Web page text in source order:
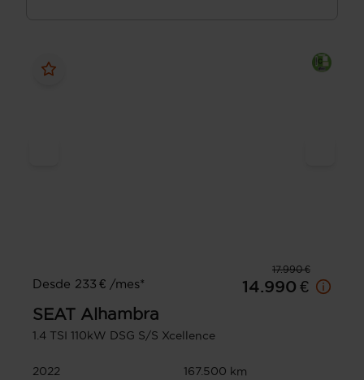
17.990 €
Desde 233 € /mes*
14.990 €
SEAT Alhambra
1.4 TSI 110kW DSG S/S Xcellence
2022
167.500 km